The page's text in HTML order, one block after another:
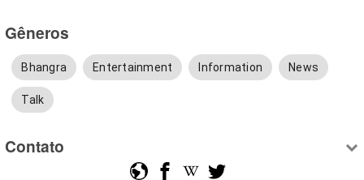
Gêneros
Bhangra Entertainment Information News
Talk
Contato